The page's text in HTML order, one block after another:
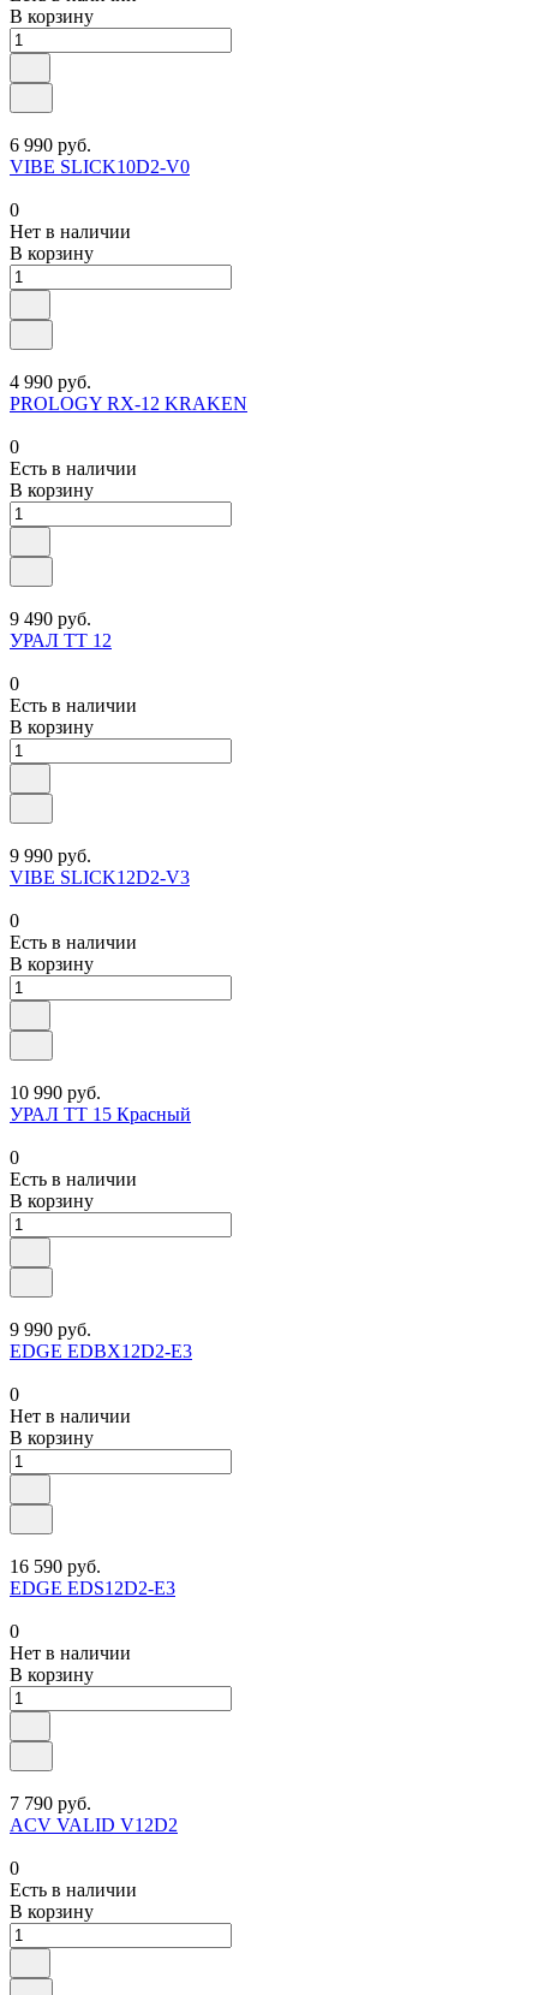
В корзину
6 990 руб.
VIBE SLICK10D2-V0
0
Нет в наличии
В корзину
4 990 руб.
PROLOGY RX-12 KRAKEN
0
Есть в наличии
В корзину
9 490 руб.
УРАЛ TT 12
0
Есть в наличии
В корзину
9 990 руб.
VIBE SLICK12D2-V3
0
Есть в наличии
В корзину
10 990 руб.
УРАЛ TT 15 Красный
0
Есть в наличии
В корзину
9 990 руб.
EDGE EDBX12D2-E3
0
Нет в наличии
В корзину
16 590 руб.
EDGE EDS12D2-E3
0
Нет в наличии
В корзину
7 790 руб.
ACV VALID V12D2
0
Есть в наличии
В корзину